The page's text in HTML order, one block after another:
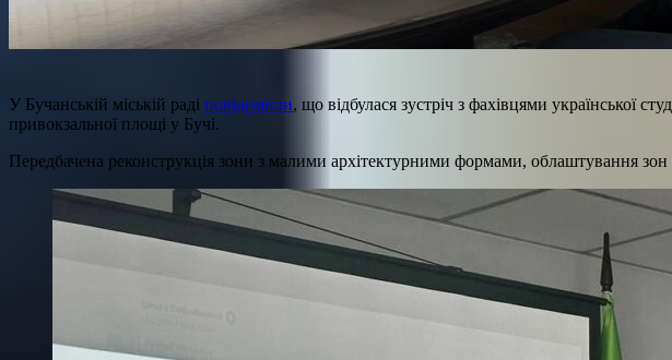
У Бучанській міській раді повідомили, що відбулася зустріч з фахівцями української
привокзальної площі у Бучі.
Передбачена реконструкція зони з малими архітектурними формами, облаштування зон